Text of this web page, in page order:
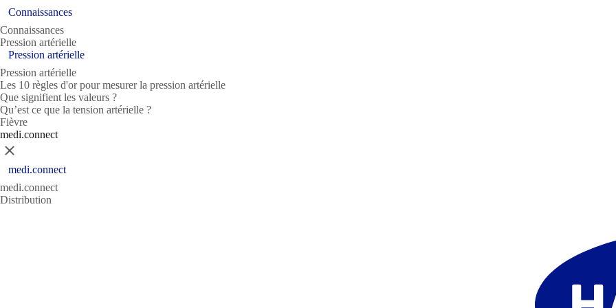
Connaissances
Connaissances
Pression artérielle
Pression artérielle
Pression artérielle
Les 10 règles d'or pour mesurer la pression artérielle
Que signifient les valeurs ?
Qu’est ce que la tension artérielle ?
Fièvre
medi.connect
Fermer
medi.connect
medi.connect
Distribution